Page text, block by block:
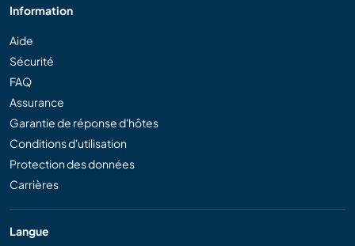
Information
Aide
Sécurité
FAQ
Assurance
Garantie de réponse d'hôtes
Conditions d'utilisation
Protection des données
Carrières
Langue